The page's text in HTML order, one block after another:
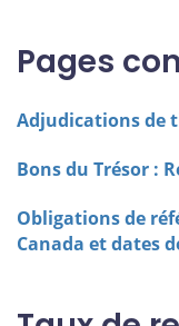
Pages
Adjudications de
Bons du Trésor :
Obligations de
Canada et dates